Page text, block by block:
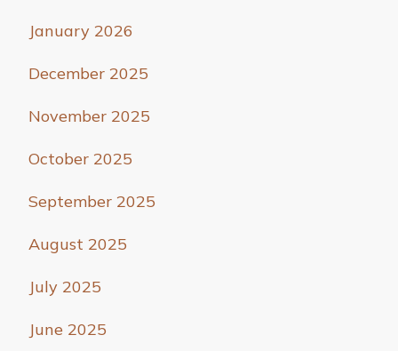
January 2026
December 2025
November 2025
October 2025
September 2025
August 2025
July 2025
June 2025